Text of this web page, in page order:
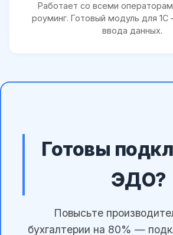
Работает со всеми
роуминг. Готовый модуль для 1С
ввода данных.
Готовы
ЭДО?
Повысьте
бухгалтерии на 80% —